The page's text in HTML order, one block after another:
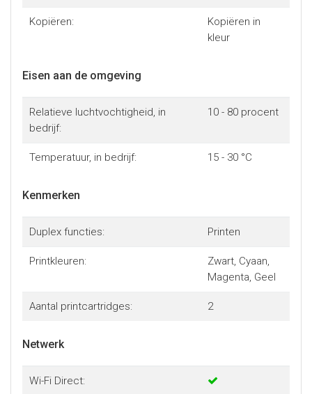
Kopiëren:
Kopiëren in
kleur
Eisen aan de omgeving
Relatieve luchtvochtigheid, in
bedrijf:
10 - 80 procent
Temperatuur, in bedrijf: 15 - 30 °C
Kenmerken
Duplex functies: Printen
Printkleuren:
Zwart, Cyaan,
Magenta, Geel
Aantal printcartridges: 2
Netwerk
Wi-Fi Direct: